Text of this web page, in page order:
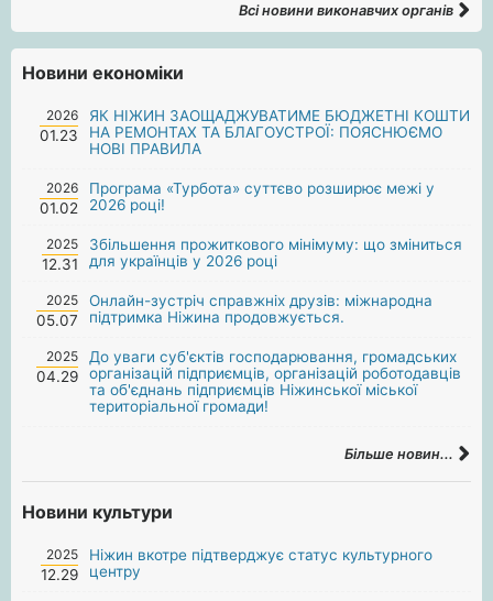
Всі новини виконавчих органів
Новини економіки
2026
01.23
ЯК НІЖИН ЗАОЩАДЖУВАТИМЕ БЮДЖЕТНІ КОШТИ
НА РЕМОНТАХ ТА БЛАГОУСТРОЇ: ПОЯСНЮЄМО
НОВІ ПРАВИЛА
2026
01.02
Програма «Турбота» суттєво розширює межі у
2026 році!
2025
12.31
Збільшення прожиткового мінімуму: що зміниться
для українців у 2026 році
2025
05.07
Онлайн-зустріч справжніх друзів: міжнародна
підтримка Ніжина продовжується.
2025
04.29
До уваги суб'єктів господарювання, громадських
організацій підприємців, організацій роботодавців
та об'єднань підприємців Ніжинської міської
територіальної громади!
Більше новин...
Новини культури
2025
12.29
Ніжин вкотре підтверджує статус культурного
центру